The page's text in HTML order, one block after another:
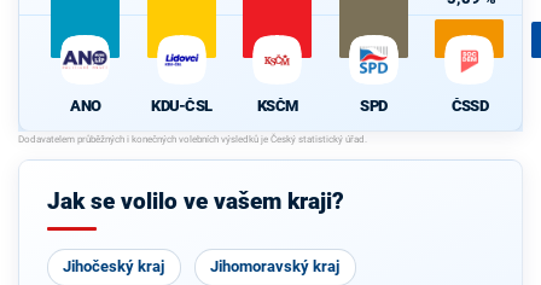
ANO KDU-ČSL KSČM SPD ČSSD
Jak se volilo ve vašem kraji?
Jihočeský kraj Jihomoravský kraj